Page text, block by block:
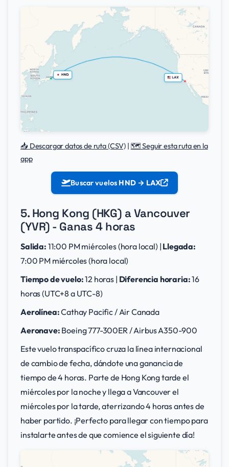
📥 Descargar datos de ruta (CSV) | 🗺️ Seguir esta ruta en la
app
Buscar vuelos HND → LAX
5. Hong Kong (HKG) a Vancouver
(YVR) - Ganas 4 horas
Salida: 11:00 PM miércoles (hora local) | Llegada:
7:00 PM miércoles (hora local)
Tiempo de vuelo:12 horas | Diferencia horaria:16
horas (UTC+8 a UTC-8)
Aerolínea:Cathay Pacific / Air Canada
Aeronave: Boeing 777-300ER / Airbus A350-900
Este vuelo transpacífico cruza la línea internacional
de cambio de fecha, dándote una ganancia de
tiempo de 4 horas. Parte de Hong Kong tarde el
miércoles por la noche y llega a Vancouver el
miércoles por la tarde, aterrizando 4 horas antes de
haber partido. ¡Perfecto para llegar con tiempo para
instalarte antes de que comience el siguiente día!